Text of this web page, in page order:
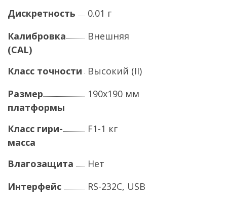
Дискретность
0.01 г
Калибровка
(CAL)
Внешняя
Класс точности Высокий (II)
Размер
платформы
190х190 мм
Класс гири-
масса
F1-1 кг
Влагозащита
Нет
Интерфейс
RS-232C, USB